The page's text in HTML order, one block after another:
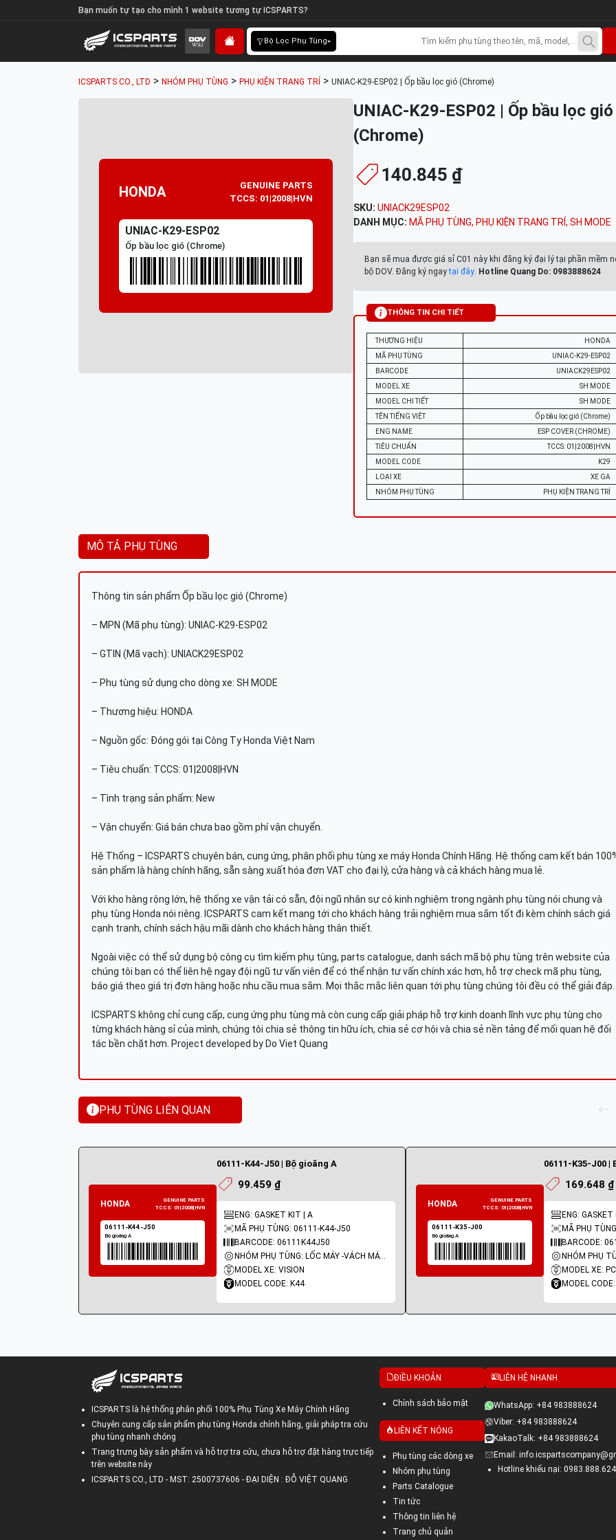
Bạn muốn tự tạo cho mình 1 website tương tự ICSPARTS?
Bộ Lọc Phụ Tùng
ICSPARTS CO., LTD > NHÓM PHỤ TÙNG > PHỤ KIỆN TRANG TRÍ > UNIAC-K29-ESP02 | Ốp bầu lọc gió (Chrome)
HONDA
GENUINE PARTS
TCCS: 01|2008|HVN
UNIAC-K29-ESP02
Ốp bầu lọc gió (Chrome)
UNIAC-K29-ESP02 | Ốp bầu lọc gió
(Chrome)
140.845 ₫
SKU: UNIACK29ESP02
DANH MỤC: MÃ PHỤ TÙNG, PHỤ KIỆN TRANG TRÍ , SH MODE
Bạn sẽ mua được giá sỉ C01 này khi đăng ký đại lý tại phần mềm
bộ DOV. Đăng ký ngaytại đây. Hotline Quang Do: 0983888624
THÔNG TIN CHI TIẾT
THƯƠNG HIỆU
HONDA
MÃ PHỤ TÙNG
UNIAC-K29-ESP02
BARCODE
UNIACK29ESP02
MODEL XE
SH MODE
MODEL CHI TIẾT
SH MODE
TÊN TIẾNG VIỆT
Ốp bầu lọc gió (Chrome)
ENG NAME
ESP COVER (CHROME)
TIÊU CHUẨN
TCCS: 01|2008|HVN
MODEL CODE
K29
LOẠI XE
XE GA
NHÓM PHỤ TÙNG
PHỤ KIỆN TRANG TRÍ
MÔ TẢ PHỤ TÙNG
Thông tin sản phẩm Ốp bầu lọc gió (Chrome)
– MPN (Mã phụ tùng): UNIAC-K29-ESP02
– GTIN (Mã vạch): UNIACK29ESP02
– Phụ tùng sử dụng cho dòng xe: SH MODE
– Thương hiệu: HONDA
– Nguồn gốc: Đóng gói tại Công Ty Honda Việt Nam
– Tiêu chuẩn: TCCS: 01|2008|HVN
– Tình trạng sản phẩm: New
– Vận chuyển: Giá bán chưa bao gồm phí vận chuyển.
Hệ Thống – ICSPARTS chuyên bán, cung ứng, phân phối phụ tùng xe máy Honda Chính Hãng. Hệ thống cam kết bán
sản phẩm là hàng chính hãng, sẵn sàng xuất hóa đơn VAT cho đại lý, cửa hàng và cả khách hàng mua lẻ.
Với kho hàng rộng lớn, hệ thống xe vận tải có sẵn, đội ngũ nhân sự có kinh nghiệm trong ngành phụ tùng nói chung và
phụ tùng Honda nói riêng. ICSPARTS cam kết mang tới cho khách hàng trải nghiệm mua sắm tốt đi kèm chính sách giá
cạnh tranh, chính sách hậu mãi dành cho khách hàng thân thiết.
Ngoài việc có thể sử dụng bộ công cụ tìm kiếm phụ tùng, parts catalogue, danh sách mã bộ phụ tùng trên website của
chúng tôi bạn có thể liên hệ ngay đội ngũ tư vấn viên để có thể nhận tư vấn chính xác hơn, hỗ trợ check mã phụ tùng,
báo giá theo giá trị đơn hàng hoặc nhu cầu mua sắm. Mọi thắc mắc liên quan tới phụ tùng chúng tôi đều có thể giải đáp.
ICSPARTS không chỉ cung cấp, cung ứng phụ tùng mà còn cung cấp giải pháp hỗ trợ kinh doanh lĩnh vực phụ tùng cho
từng khách hàng sỉ của mình, chúng tôi chia sẻ thông tin hữu ích, chia sẻ cơ hội và chia sẻ nền tảng để mối quan hệ đối
tác bền chặt hơn. Project developed by Do Viet Quang
PHỤ TÙNG LIÊN QUAN
06111-K44-J50 | Bộ gioăng A
99.459 ₫
ENG: GASKET KIT | A
MÃ PHỤ TÙNG: 06111-K44-J50
BARCODE: 06111K44J50
NHÓM PHỤ TÙNG: LỐC MÁY -VÁCH MÁY - GIOĂNG MÁY
MODEL XE: VISION
MODEL CODE: K44
06111-K35-J00 |
169.648 ₫
ENG: GASKET
MÃ PHỤ
BARCODE:
MODEL XE:
MODEL
ICSPARTS là hệ thống phân phối 100% Phụ Tùng Xe Máy Chính Hãng
Chuyên cung cấp sản phẩm phụ tùng Honda chính hãng, giải pháp tra cứu
phụ tùng nhanh chóng
Trang trưng bày sản phẩm và hỗ trợ tra cứu, chưa hỗ trợ đặt hàng trực tiếp
trên website này
ICSPARTS CO., LTD - MST: 2500737606 - ĐẠI DIỆN : ĐỖ VIỆT QUANG
ĐIỀU KHOẢN
Chính sách bảo mật
LIÊN KẾT NÓNG
Phụ tùng các dòng xe
Nhóm phụ tùng
Parts Catalogue
Tin tức
Thông tin liên hệ
Trang chủ quản
LIÊN HỆ NHANH
WhatsApp: +84 983888624
Viber: +84 983888624
KakaoTalk: +84 983888624
Email:
Hotline khiếu nại: 0983.888.624